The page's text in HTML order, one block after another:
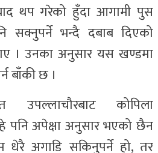
थप गरेको हुँदा आगामी पुस
सक्नुपर्ने भन्दै दबाब दिएको
। उनका अनुसार यस खण्डमा
बाँकी छ ।
उपल्लाचौरबाट कोपिला
पनि अपेक्षा अनुसार भएको छैन
अगाडि सकिनुपर्ने हो, तर